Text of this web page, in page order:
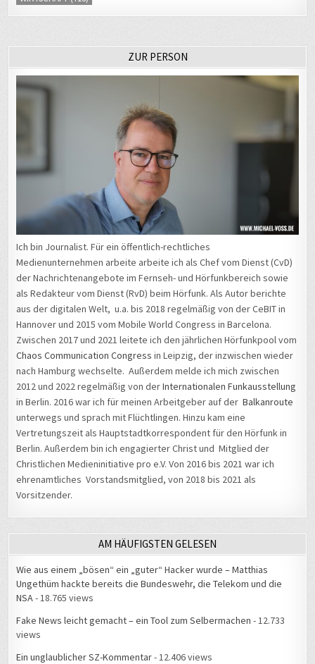
ZUR PERSON
Ich bin Journalist. Für ein öffentlich-rechtliches
Medienunternehmen arbeite arbeite ich als Chef vom Dienst (CvD)
der Nachrichtenangebote im Fernseh- und Hörfunkbereich sowie
als Redakteur vom Dienst (RvD) beim Hörfunk. Als Autor berichte
aus der digitalen Welt, u.a. bis 2018 regelmäßig von der CeBIT in
Hannover und 2015 vom Mobile World Congress in Barcelona.
Zwischen 2017 und 2021 leitete ich den jährlichen Hörfunkpool vom
Chaos Communication Congress in Leipzig, der inzwischen wieder
nach Hamburg wechselte. Außerdem melde ich mich zwischen
2012 und 2022 regelmäßig von derInternationalen Funkausstellung
in Berlin. 2016 war ich für meinen Arbeitgeber auf derBalkanroute
unterwegs und sprach mit Flüchtlingen. Hinzu kam eine
Vertretungszeit als Hauptstadtkorrespondent für den Hörfunk in
Berlin. Außerdem bin ich engagierter Christ und Mitglied der
Christlichen Medieninitiative pro e.V. Von 2016 bis 2021 war ich
ehrenamtliches Vorstandsmitglied, von 2018 bis 2021 als
Vorsitzender.
AM HÄUFIGSTEN GELESEN
Wie aus einem „bösen“ ein „guter“ Hacker wurde – Matthias
Ungethüm hackte bereits die Bundeswehr, die Telekom und die
NSA- 18.765 views
Fake News leicht gemacht – ein Tool zum Selbermachen - 12.733
views
Ein unglaublicher SZ-Kommentar- 12.406 views